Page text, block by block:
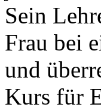
Sein
Frau bei
und
Kurs für